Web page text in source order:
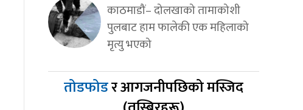
काठमाडौं– दोलखाको तामाकोशी
पुलबाट हाम फालेकी एक महिलाको
मृत्यु भएको
तोडफोडर आगजनीपछिको मस्जिद